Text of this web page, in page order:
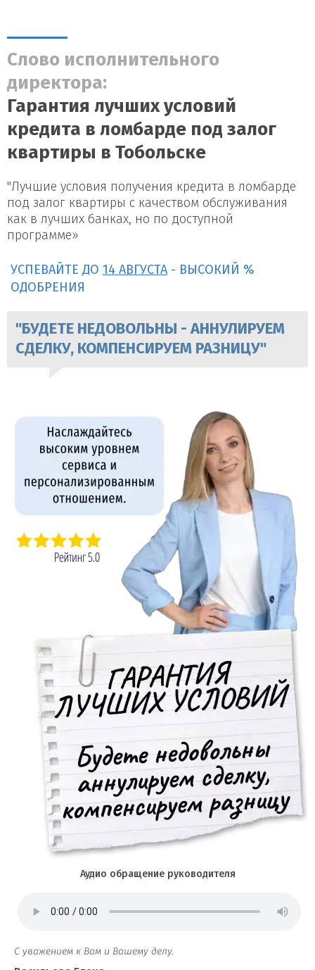
Слово исполнительного
директора:
Гарантия лучших условий
кредита в ломбарде под залог
квартиры в Тобольске
"Лучшие условия получения кредита в ломбарде
под залог квартиры с качеством обслуживания
как в лучших банках, но по доступной
программе»
УСПЕВАЙТЕ ДО 14 АВГУСТА - ВЫСОКИЙ %
ОДОБРЕНИЯ
"БУДЕТЕ НЕДОВОЛЬНЫ - АННУЛИРУЕМ
СДЕЛКУ, КОМПЕНСИРУЕМ РАЗНИЦУ"
Аудио обращение руководителя
С уважением к Вам и Вашему делу.